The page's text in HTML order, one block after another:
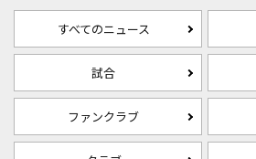
すべてのニュース
試合
ファンクラブ